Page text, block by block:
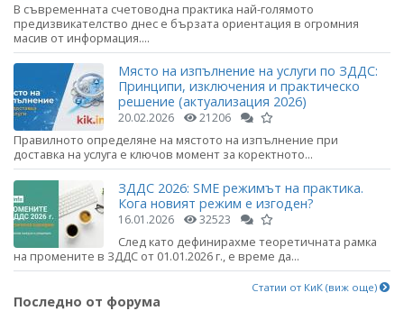
В съвременната счетоводна практика най-голямото
предизвикателство днес е бързата ориентация в огромния
масив от информация....
Място на изпълнение на услуги по ЗДДС:
Принципи, изключения и практическо
решение (актуализация 2026)
20.02.2026 21206
Правилното определяне на мястото на изпълнение при
доставка на услуга е ключов момент за коректното...
ЗДДС 2026: SME режимът на практика.
Кога новият режим е изгоден?
16.01.2026 32523
След като дефинирахме теоретичната рамка
на промените в ЗДДС от 01.01.2026 г., е време да...
Статии от КиК (виж още)
Последно от форума